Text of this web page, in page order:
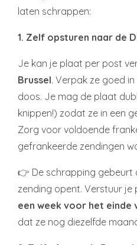
laten schrappen:
1. Zelf opsturen naar de
Je kan je plaat per post
Brussel. Verpak ze goed
doos. Je mag de plaat
knippen!) zodat ze in een
Zorg voor voldoende
gefrankeerde zendingen
👉 De schrapping gebeurt
zending opent. Verstuur je
een week voor het einde
dat ze nog diezelfde